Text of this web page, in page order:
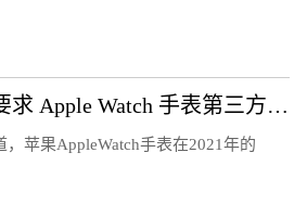
消息称苹果强制要求 Apple Watch 手表第三方充电器换用官方快充模块
苹果AppleWatch手表在2021年的